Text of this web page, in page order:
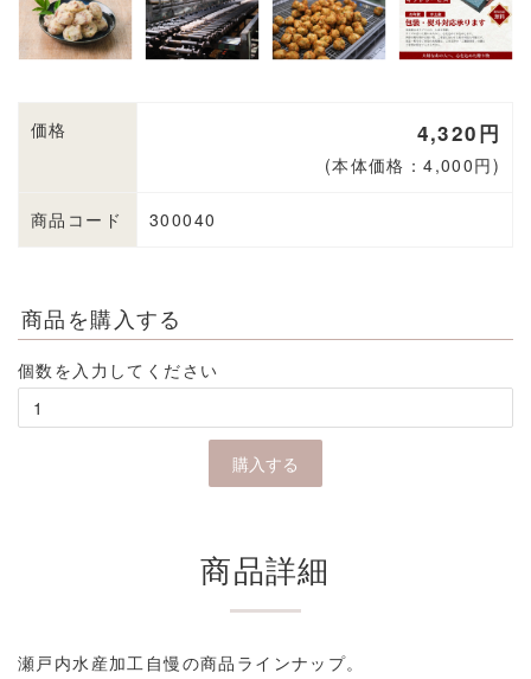
価格 4,320円
(本体価格：4,000円)
商品コード 300040
商品を購入する
個数を入力してください
商品詳細
瀬戸内水産加工自慢の商品ラインナップ。